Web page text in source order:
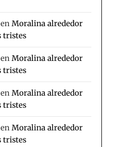
enMoralina alrededor
tristes
enMoralina alrededor
tristes
enMoralina alrededor
tristes
enMoralina alrededor
tristes